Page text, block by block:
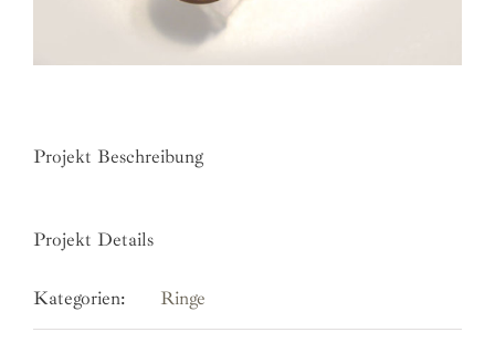
Projekt Beschreibung
Projekt Details
Kategorien: Ringe